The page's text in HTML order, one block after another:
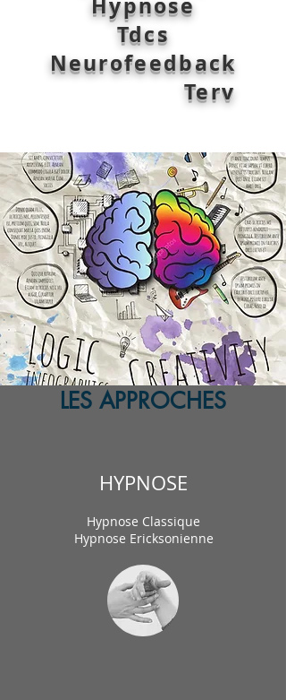
Tdcs
Neurofeedback
Terv
LES APPROCHES
HYPNOSE
Hypnose Classique
Hypnose Ericksonienne